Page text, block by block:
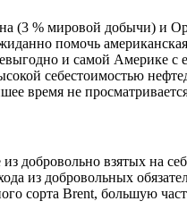
(3 % мировой добычи) и
помочь
и самой Америке с
себестоимостью
время не
взятых на
из добровольных
сорта Brent, большую